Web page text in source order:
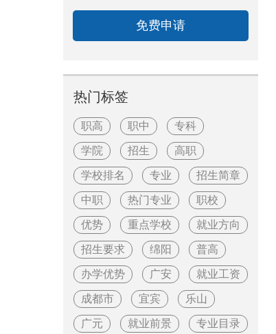
热门标签
职高 职中 专科
学院 招生 高职
学校排名 专业 招生简章
中职 热门专业 职校
优势 重点学校 就业方向
招生要求 绵阳 普高
办学优势 广安 就业工资
成都市 宜宾 乐山
广元 就业前景 专业目录